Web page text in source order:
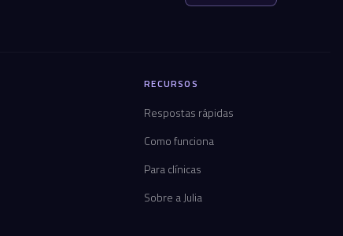
RECURSOS
Respostas rápidas
Como funciona
Para clínicas
Sobre a Julia